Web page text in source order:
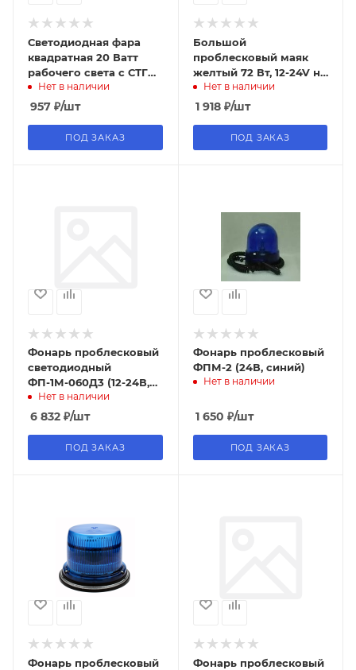
Светодиодная фара
квадратная 20 Ватт
рабочего света с СТГ
на Погрузчик 12В/24В/
48В/ 60В/80В, 6000к
Нет в наличии
957 ₽/шт
ПОД ЗАКАЗ
Большой
проблесковый маяк
желтый 72 Вт, 12-24V на
магните, 6000К
Нет в наличии
1 918₽/шт
ПОД ЗАКАЗ
Фонарь проблесковый
светодиодный
ФП-1М-060Д3 (12-24В,
магнитное основание,
цвет красный)
Нет в наличии
6 832 ₽/шт
ПОД ЗАКАЗ
Фонарь проблесковый
ФПМ-2 (24В, синий)
Нет в наличии
1 650 ₽/шт
ПОД ЗАКАЗ
Фонарь проблесковый
Фонарь проблесковый